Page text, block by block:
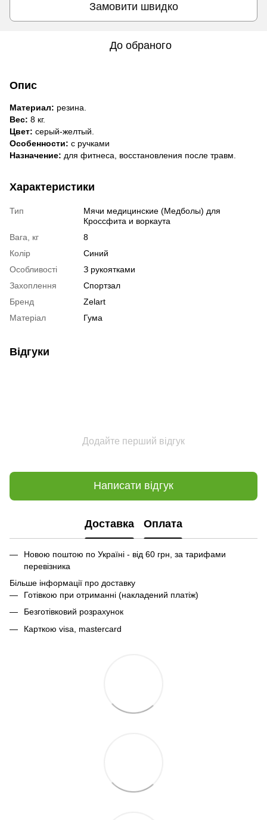
Замовити швидко
До обраного
Опис
Материал: резина.
Вес: 8 кг.
Цвет: серый-желтый.
Особенности: с ручками
Назначение: для фитнеса, восстановления после травм.
Характеристики
Тип
Мячи медицинские (Медболы) для
Кроссфита и воркаута
Вага, кг
8
Колір
Синий
Особливості
З рукоятками
Захоплення
Спортзал
Бренд
Zelart
Матеріал
Гума
Відгуки
Додайте перший відгук
Написати відгук
Доставка Оплата
Новою поштою по Україні - від 60 грн, за тарифами
перевізника
Більше інформації про доставку
Готівкою при отриманні (накладений платіж)
Безготівковий розрахунок
Карткою visa, mastercard